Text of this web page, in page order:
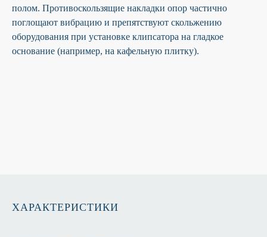
полом. Противоскользящие накладки опор частично
поглощают вибрацию и препятствуют скольжению
оборудования при установке клипсатора на гладкое
основание (например, на кафельную плитку).
ХАРАКТЕРИСТИКИ